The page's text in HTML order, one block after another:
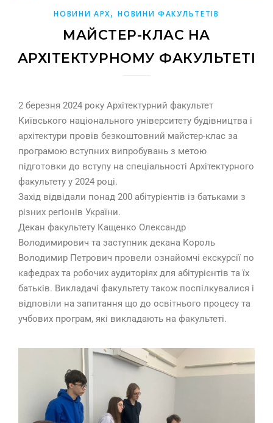
НОВИНИ АРХ,НОВИНИ ФАКУЛЬТЕТІВ
МАЙСТЕР-КЛАС НА
АРХІТЕКТУРНОМУ ФАКУЛЬТЕТІ
2 березня 2024 року Архітектурний факультет
Київського національного університету будівництва і
архітектури провів безкоштовний майстер-клас за
програмою вступних випробувань з метою
підготовки до вступу на спеціальності Архітектурного
факультету у 2024 році.
Захід відвідали понад 200 абітурієнтів із батьками з
різних регіонів України.
Декан факультету Кащенко Олександр
Володимирович та заступник декана Король
Володимир Петрович провели ознайомчі екскурсії по
кафедрах та робочих аудиторіях для абітурієнтів та їх
батьків. Викладачі факультету також поспілкувалися і
відповіли на запитання що до освітнього процесу та
учбових програм, які викладають на факультеті.